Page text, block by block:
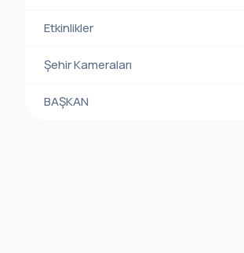
Etkinlikler
Şehir Kameraları
BAŞKAN